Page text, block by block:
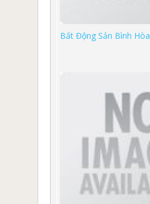
Bất Động Sản Bình Hòa